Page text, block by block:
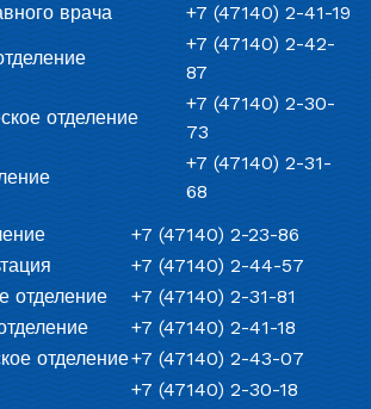
врача
+7 (47140) 2-41-19
+7 (47140) 2-42-
87
отделение
+7 (47140) 2-30-
73
+7 (47140) 2-31-
68
+7 (47140) 2-23-86
+7 (47140) 2-44-57
отделение
+7 (47140) 2-31-81
+7 (47140) 2-41-18
отделение+7 (47140) 2-43-07
+7 (47140) 2-30-18